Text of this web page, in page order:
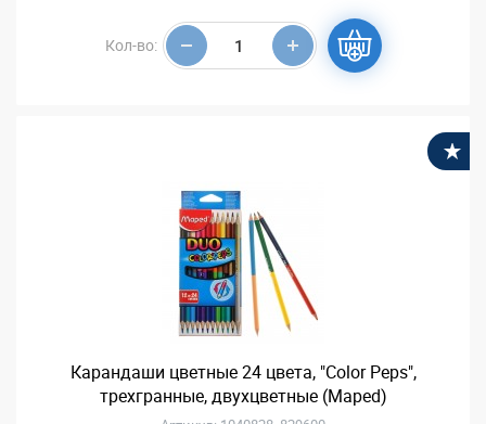
Кол-во:
Карандаши цветные 24 цвета, "Color Peps",
трехгранные, двухцветные (Maped)